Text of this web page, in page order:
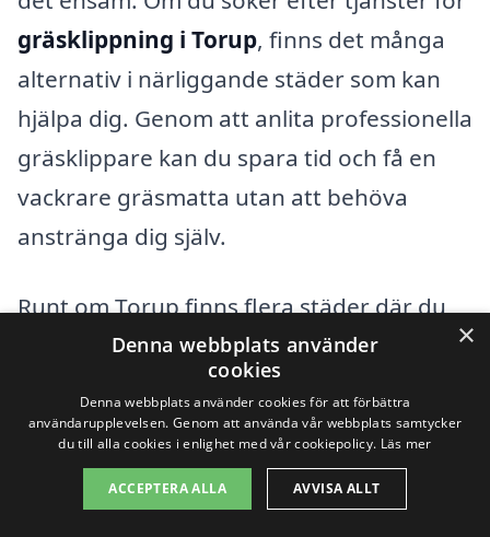
gräsklippning i Torup, finns det många
alternativ i närliggande städer som kan
hjälpa dig. Genom att anlita professionella
gräsklippare kan du spara tid och få en
vackrare gräsmatta utan att behöva
anstränga dig själv.
Runt om Torup finns flera städer där du
kan hitta duktiga företag som erbjuder
gräsklippningstjänster. Dessa inkluderar:
Hyltebruk
Skåre
×
Denna webbplats använder
cookies
Denna webbplats använder cookies för att förbättra
användarupplevelsen. Genom att använda vår webbplats samtycker
du till alla cookies i enlighet med vår cookiepolicy. Läs mer
ACCEPTERA ALLA AVVISA ALLT